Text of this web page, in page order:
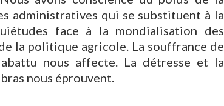
administratives qui se substituent à la
face à la mondialisation des
la politique agricole. La souffrance de
nous affecte. La détresse et la
nous éprouvent.